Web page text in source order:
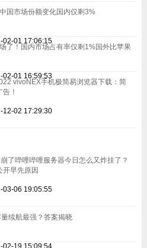
国市场份额变化国内仅剩3%
02-01 17:06:15
了！国内市场占有率仅剩1%国外比苹果
02-01 16:59:53
vivoNEX手机极简易浏览器下载：简
！
12-02 17:29:30
了哔哩哔哩服务器今日怎么又炸挂了？
开早先原因
03-06 19:05:55
续航最强？答案揭晓
02-19 15:09:54